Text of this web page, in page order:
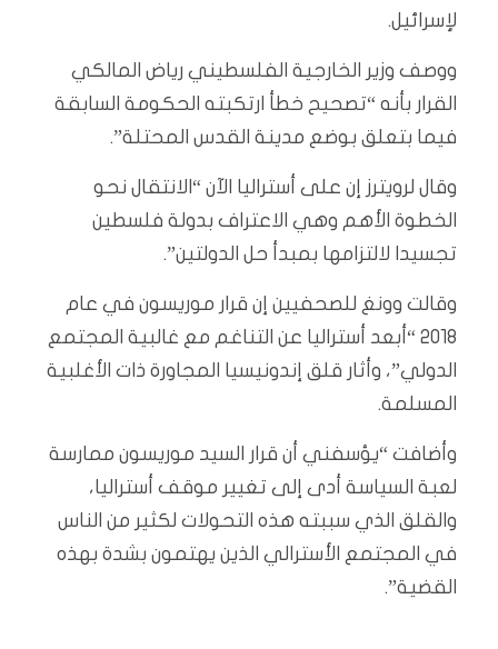
لإسرائيل.
ووصف وزير الخارجية الفلسطيني رياض المالكي
القرار بأنه “تصحيح خطأ ارتكبته الحكومة السابقة
فيما بتعلق بوضع مدينة القدس المحتلة”.
وقال لرويترز إن على أستراليا الآن “الانتقال نحو
الخطوة الأهم وهي الاعتراف بدولة فلسطين
تجسيدا لالتزامها بمبدأ حل الدولتين”.
وقالت وونغ للصحفيين إن قرار موريسون في عام
2018 “أبعد أستراليا عن التناغم مع غالبية المجتمع
الدولي”، وأثار قلق إندونيسيا المجاورة ذات الأغلبية
المسلمة.
وأضافت “يؤسفني أن قرار السيد موريسون ممارسة
لعبة السياسة أدى إلى تغيير موقف أستراليا،
والقلق الذي سببته هذه التحولات لكثير من الناس
في المجتمع الأسترالي الذين يهتمون بشدة بهذه
القضية”.